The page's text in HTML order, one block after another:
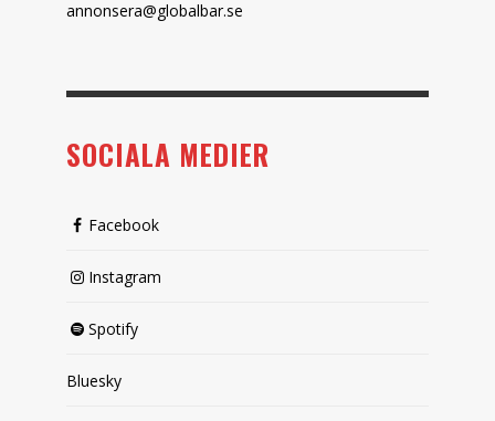
annonsera@globalbar.se
SOCIALA MEDIER
Facebook
Instagram
Spotify
Bluesky